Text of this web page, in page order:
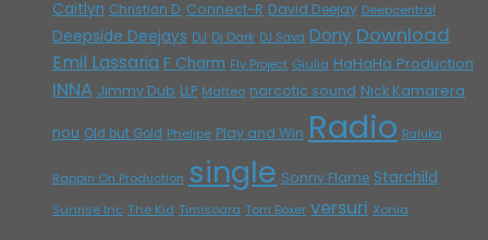
Caitlyn Christian D. Connect-R David Deejay Deepcentral
Deepside Deejays DJ Dj Dark DJ Sava Dony Download
Emil Lassaria F Charm Fly Project Giulia HaHaHa Production
INNA Jimmy Dub LLP Matteo narcotic sound Nick Kamarera
nou Old but Gold Phelipe Play and Win Radio Raluka
Rappin On Production single Sonny Flame Starchild
Sunrise Inc The Kid Timisoara Tom Boxer versuri Xonia